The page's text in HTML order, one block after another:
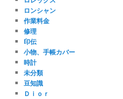
ロンシャン
作業料金
修理
印伝
小物、手帳カバー
時計
未分類
豆知識
Ｄｉｏｒ